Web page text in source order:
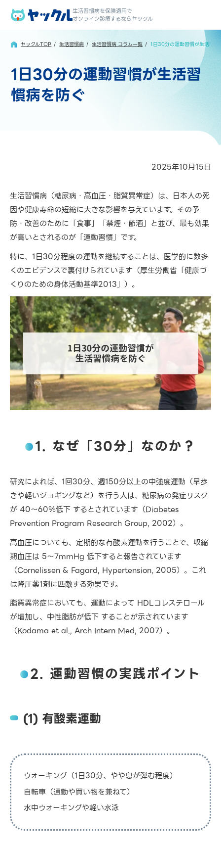
生活習慣病を保険適用で
オンライン診療するならヤックル
ヤックルTOP 生活習慣病 生活習慣病 コラム一覧 1日30分の運動習慣が生活習慣
1日30分の運動習慣が生活習
慣病を防ぐ
2025年10月15日
生活習慣病（糖尿病・高血圧・脂質異常症）は、日本人の死
因や健康寿命の短縮に大きな影響を与えています。その予
防・改善のために「食事」「禁煙・節酒」と並び、最も効果
が高いとされるのが「運動習慣」です。
特に、1日30分程度の運動を継続することは、医学的に数多
くのエビデンスで裏付けられています（厚生労働省「健康づ
くりのための身体活動基準2013」）。
1. なぜ「30分」なのか？
研究によれば、1回30分、週150分以上の中強度運動（早歩
きや軽いジョギングなど）を行う人は、糖尿病の発症リスク
が 40〜60％低下 するとされています（Diabetes
Prevention Program Research Group, 2002）。
高血圧についても、定期的な有酸素運動を行うことで、収縮
期血圧は 5〜7mmHg 低下すると報告されています
（Cornelissen & Fagard, Hypertension, 2005）。これ
は降圧薬1剤に匹敵する効果です。
脂質異常症においても、運動によって HDLコレステロール
が増加し、中性脂肪が低下 することが示されています
（Kodama et al., Arch Intern Med, 2007）。
2. 運動習慣の実践ポイント
(1) 有酸素運動
ウォーキング（1日30分、やや息が弾む程度）
自転車（通勤や買い物を兼ねて）
水中ウォーキングや軽い水泳